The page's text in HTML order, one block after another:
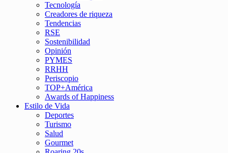
Tecnología
Creadores de riqueza
Tendencias
RSE
Sostenibilidad
Opinión
PYMES
RRHH
Periscopio
TOP+América
Awards of Happiness
Estilo de Vida
Deportes
Turismo
Salud
Gourmet